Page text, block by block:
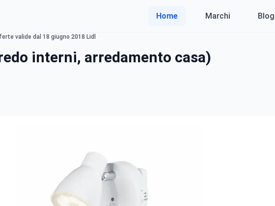
Home Marchi Blog
valide dal 18 giugno 2018 Lidl
interni, arredamento casa)